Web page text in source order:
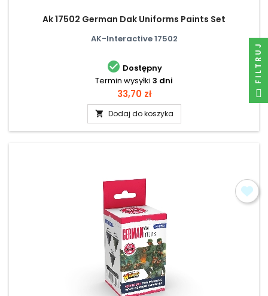
Ak 17502 German Dak Uniforms Paints Set
AK-Interactive 17502
 Dostępny
Termin wysyłki 3 dni
Cena
33,70 zł
 Dodaj do koszyka
FILTRUJ